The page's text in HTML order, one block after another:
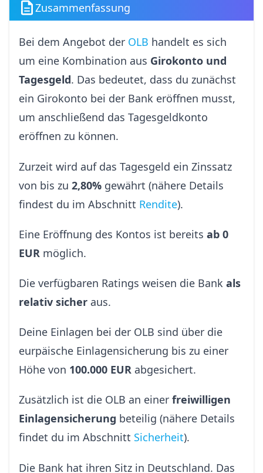
Zusammenfassung
Bei dem Angebot der OLB handelt es sich
um eine Kombination aus Girokonto und
Tagesgeld. Das bedeutet, dass du zunächst
ein Girokonto bei der Bank eröffnen musst,
um anschließend das Tagesgeldkonto
eröffnen zu können.
Zurzeit wird auf das Tagesgeld ein Zinssatz
von bis zu 2,80% gewährt (nähere Details
findest du im Abschnitt Rendite).
Eine Eröffnung des Kontos ist bereits ab 0
EUR möglich.
Die verfügbaren Ratings weisen die Bank als
relativ sicher aus.
Deine Einlagen bei der OLB sind über die
eurpäische Einlagensicherung bis zu einer
Höhe von 100.000 EUR abgesichert.
Zusätzlich ist die OLB an einer freiwilligen
Einlagensicherung beteilig (nähere Details
findet du im Abschnitt Sicherheit).
Die Bank hat ihren Sitz in Deutschland. Das